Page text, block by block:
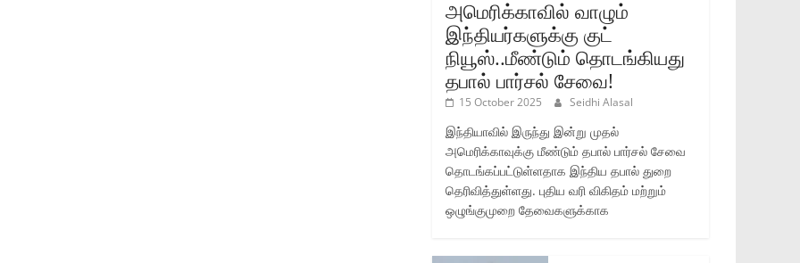
அமெரிக்காவில் வாழும்
இந்தியர்களுக்கு குட்
நியூஸ்..மீண்டும் தொடங்கியது
தபால் பார்சல் சேவை!
15 October 2025 Seidhi Alasal
இந்தியாவில் இருந்து இன்று முதல்
அமெரிக்காவுக்கு மீண்டும் தபால் பார்சல் சேவை
தொடங்கப்பட்டுள்ளதாக இந்திய தபால் துறை
தெரிவித்துள்ளது. புதிய வரி விகிதம் மற்றும்
ஒழுங்குமுறை தேவைகளுக்காக